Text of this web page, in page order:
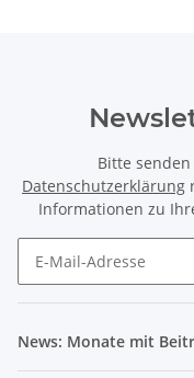
Bitte
Datenschutzerklärung
Informationen zu
News: Monate mit